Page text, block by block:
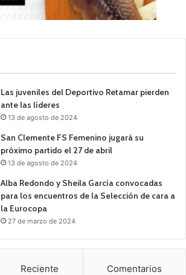
Las juveniles del Deportivo Retamar pierden
ante las líderes
13 de agosto de 2024
San Clemente FS Femenino jugará su
próximo partido el 27 de abril
13 de agosto de 2024
Alba Redondo y Sheila García convocadas
para los encuentros de la Selección de cara a
la Eurocopa
27 de marzo de 2024
Reciente Comentarios